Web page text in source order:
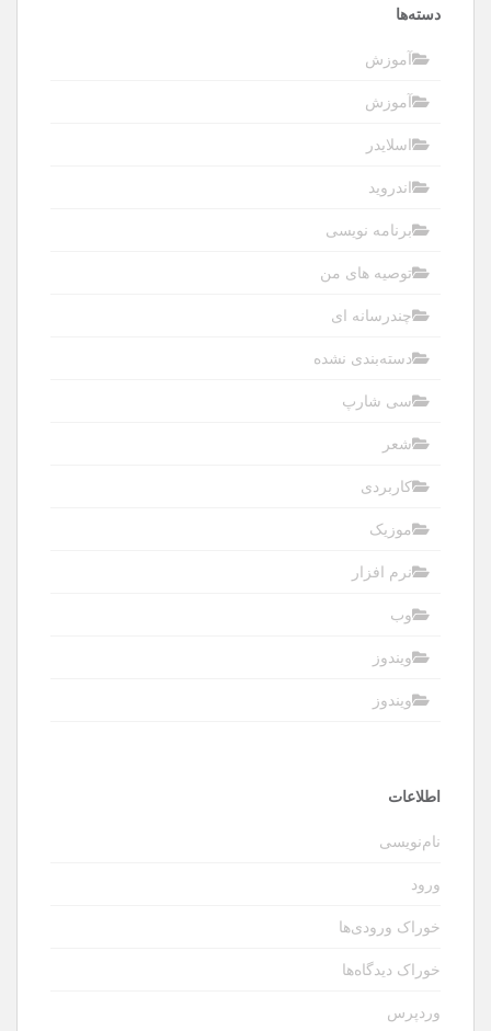
دسته‌ها
آموزش
آموزش
اسلایدر
اندروید
برنامه نویسی
توصیه های من
چندرسانه ای
دسته‌بندی نشده
سی شارپ
شعر
کاربردی
موزیک
نرم افزار
وب
ویندوز
ویندوز
اطلاعات
نام‌نویسی
ورود
خوراک ورودی‌ها
خوراک دیدگاه‌ها
وردپرس